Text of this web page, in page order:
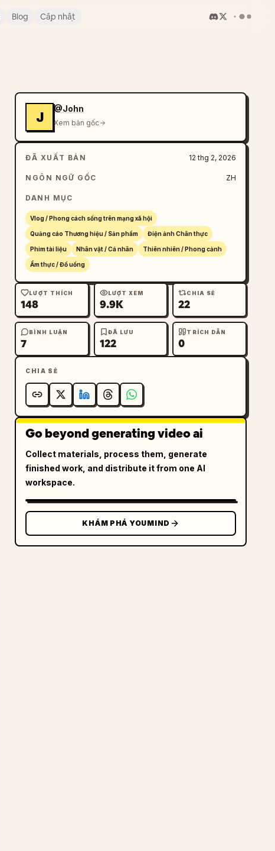
Blog Cập nhật
J
@John
Xem bản gốc
ĐÃ XUẤT BẢN 12 thg 2, 2026
NGÔN NGỮ GỐC ZH
DANH MỤC
Vlog / Phong cách sống trên mạng xã hội
Quảng cáo Thương hiệu / Sản phẩm Điện ảnh Chân thực
Phim tài liệu Nhân vật / Cá nhân Thiên nhiên / Phong cảnh
Ẩm thực / Đồ uống
LƯỢT THÍCH
148
LƯỢT XEM
9.9K
CHIA SẺ
22
BÌNH LUẬN
7
ĐÃ LƯU
122
TRÍCH DẪN
0
CHIA SẺ
Go beyond generating video ai
Collect materials, process them, generate
finished work, and distribute it from one AI
workspace.
KHÁM PHÁ YOUMIND